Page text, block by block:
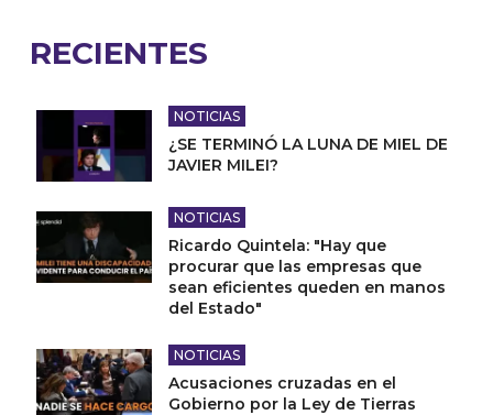
RECIENTES
NOTICIAS
¿SE TERMINÓ LA LUNA DE MIEL DE
JAVIER MILEI?
NOTICIAS
Ricardo Quintela: "Hay que
procurar que las empresas que
sean eficientes queden en manos
del Estado"
NOTICIAS
Acusaciones cruzadas en el
Gobierno por la Ley de Tierras